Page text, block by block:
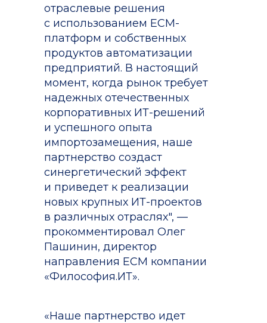
отраслевые решения
с использованием ECM-
платформ и собственных
продуктов автоматизации
предприятий. В настоящий
момент, когда рынок требует
надежных отечественных
корпоративных ИТ-решений
и успешного опыта
импортозамещения, наше
партнерство создаст
синергетический эффект
и приведет к реализации
новых крупных ИТ-проектов
в различных отраслях", —
прокомментировал Олег
Пашинин, директор
направления ECM компании
«Философия.ИТ».
«Наше партнерство идет